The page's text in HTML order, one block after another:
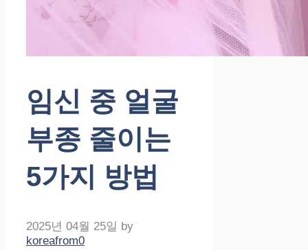
임신 중 얼굴
부종 줄이는
5가지 방법
2025년 04월 25일 by
koreafrom0